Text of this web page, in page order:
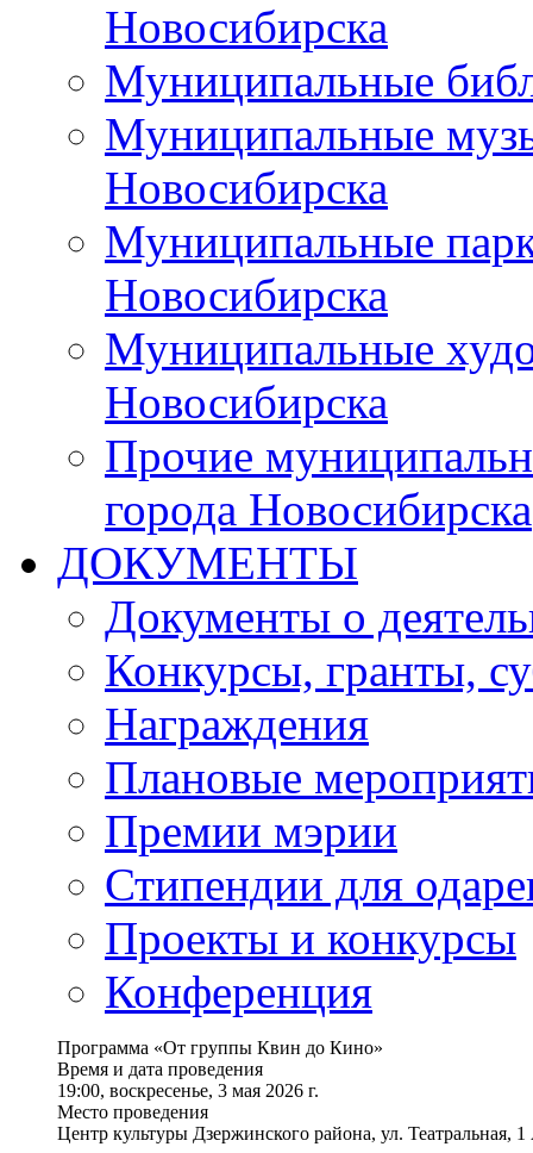
Новосибирска
Муниципальные
Муниципальные
Новосибирска
Муниципальные
Новосибирска
Муниципальные
Новосибирска
Прочие
города Новосибирска
ДОКУМЕНТЫ
Документы о
Конкурсы, гранты,
Награждения
Плановые
Премии мэрии
Стипендии для
Проекты и конкурсы
Конференция
Программа «От группы Квин до Кино»
Время и дата проведения
19:00, воскресенье, 3 мая 2026 г.
Место проведения
Центр культуры Дзержинского района, ул.